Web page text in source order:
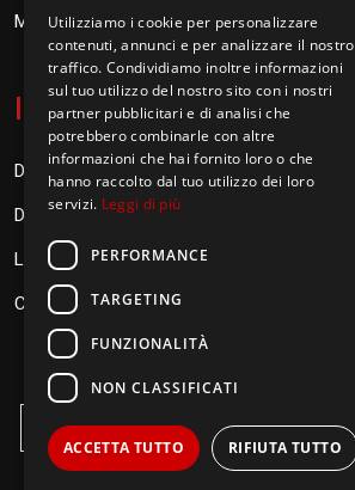
Messaggi don Orione
nformazioni
Donazioni
Diventa Orionino
Link
Contatti
Utilizziamo i cookie per personalizzare
contenuti, annunci e per analizzare il nostro
traffico. Condividiamo inoltre informazioni
sul tuo utilizzo del nostro sito con i nostri
partner pubblicitari e di analisi che
potrebbero combinarle con altre
informazioni che hai fornito loro o che
hanno raccolto dal tuo utilizzo dei loro
servizi. Leggi di più
PERFORMANCE
TARGETING
FUNZIONALITÀ
NON CLASSIFICATI
ACCETTA TUTTO RIFIUTA TUTTO